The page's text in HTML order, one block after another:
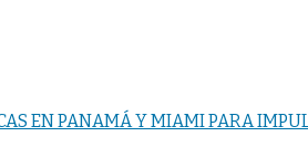
EN PANAMÁ Y MIAMI PARA